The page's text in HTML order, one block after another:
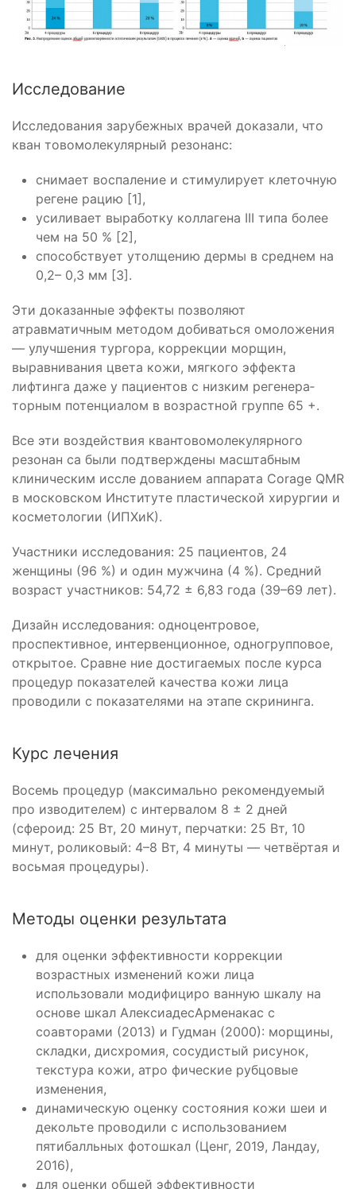
Исследование
Исследования зарубежных врачей доказали, что
кван­ тово­молекулярный резонанс:
снимает воспаление и стимулирует клеточную
регене­ рацию [1],
усиливает выработку коллагена III типа более
чем на 50 % [2],
способствует утолщению дермы в среднем на
0,2– 0,3 мм [3].
Эти доказанные эффекты позволяют
атравматичным методом добиваться омоложения
— улучшения тургора, коррекции морщин,
выравнивания цвета кожи, мягкого эффекта
лифтинга даже у пациентов с низким регенера­
торным потенциалом в возрастной группе 65 +.
Все эти воздействия квантово­молекулярного
резонан­ са были подтверждены масштабным
клиническим иссле­ дованием аппарата Corage QMR
в московском Институте пластической хирургии и
косметологии (ИПХиК).
Участники исследования: 25 пациентов, 24
женщины (96 %) и один мужчина (4 %). Средний
возраст участников: 54,72 ± 6,83 года (39–69 лет).
Дизайн исследования: одноцентровое,
проспективное, интервенционное, одногрупповое,
открытое. Сравне­ ние достигаемых после курса
процедур показателей качества кожи лица
проводили с показателями на этапе скрининга.
Курс лечения
Восемь процедур (максимально рекомендуемый
про­ изводителем) с интервалом 8 ± 2 дней
(сфероид: 25 Вт, 20 минут, перчатки: 25 Вт, 10
минут, роликовый: 4–8 Вт, 4 минуты — четвёртая и
восьмая процедуры).
Методы оценки результата
для оценки эффективности коррекции
возрастных изменений кожи лица
использовали модифициро­ ванную шкалу на
основе шкал Алексиадес­Арменакас с
соавторами (2013) и Гудман (2000): морщины,
складки, дисхромия, сосудистый рисунок,
текстура кожи, атро­ фические рубцовые
изменения,
динамическую оценку состояния кожи шеи и
декольте проводили с использованием
пятибалльных фотошкал (Ценг, 2019, Ландау,
2016),
для оценки общей эффективности